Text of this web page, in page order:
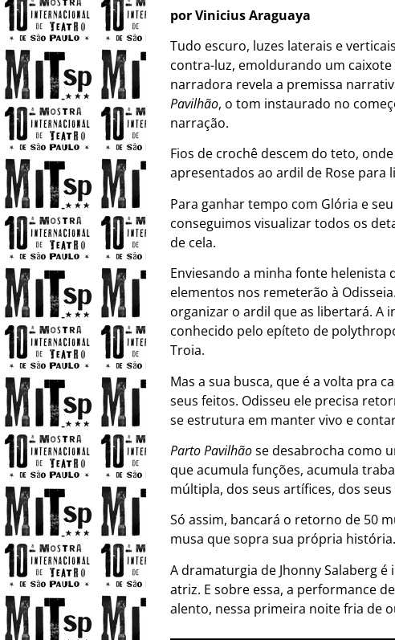
por Vinicius Araguaya
Tudo escuro, luzes laterais e
contra-luz, emoldurando um caixote
narradora revela a premissa
Pavilhão, o tom instaurado no
narração.
Fios de crochê descem do teto,
apresentados ao ardil de Rose para
Para ganhar tempo com Glória e
conseguimos visualizar todos os
de cela.
Enviesando a minha fonte helenista
elementos nos remeterão à
organizar o ardil que as libertará. A
conhecido pelo epíteto de
Troia.
Mas a sua busca, que é a volta pra
seus feitos. Odisseu ele precisa
se estrutura em manter vivo e
Parto Pavilhãose desabrocha como
que acumula funções, acumula
múltipla, dos seus artífices, dos
Só assim, bancará o retorno de 50
musa que sopra sua própria
A dramaturgia de Jhonny Salaberg
atriz. E sobre essa, a performance
alento, nessa primeira noite fria de